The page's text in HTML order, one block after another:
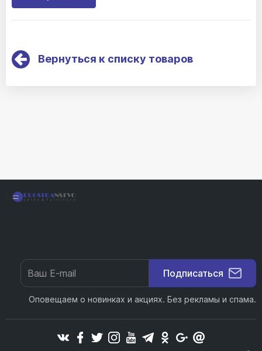
Вернуться к списку товаров
Подписаться
Оповещаем о новинках и акциях. Без рекламы и спама.